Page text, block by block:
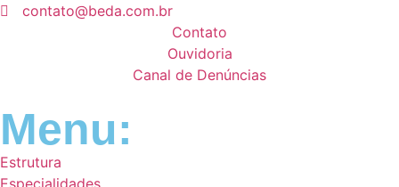
contato@beda.com.br
Contato
Ouvidoria
Canal de Denúncias
Menu:
Estrutura
Especialidades